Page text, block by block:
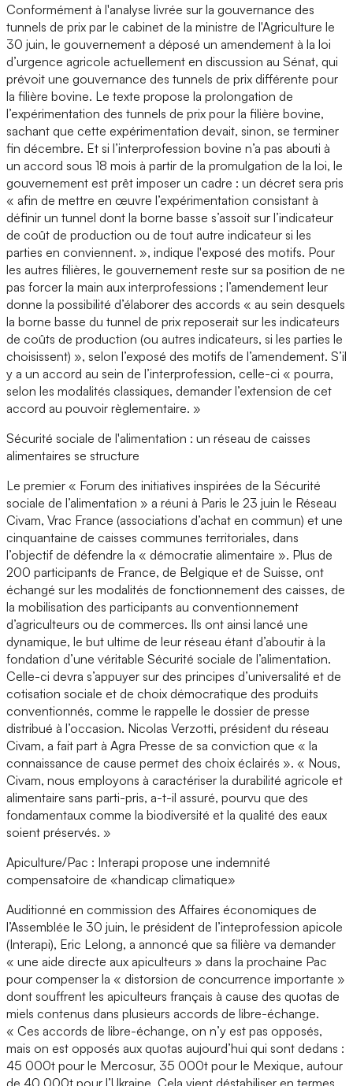
Conformément à l'analyse livrée sur la gouvernance des
tunnels de prix par le cabinet de la ministre de l'Agriculture le
30 juin, le gouvernement a déposé un amendement à la loi
d’urgence agricole actuellement en discussion au Sénat, qui
prévoit une gouvernance des tunnels de prix différente pour
la filière bovine. Le texte propose la prolongation de
l’expérimentation des tunnels de prix pour la filière bovine,
sachant que cette expérimentation devait, sinon, se terminer
fin décembre. Et si l’interprofession bovine n’a pas abouti à
un accord sous 18 mois à partir de la promulgation de la loi, le
gouvernement est prêt imposer un cadre : un décret sera pris
« afin de mettre en œuvre l’expérimentation consistant à
définir un tunnel dont la borne basse s’assoit sur l’indicateur
de coût de production ou de tout autre indicateur si les
parties en conviennent. », indique l'exposé des motifs. Pour
les autres filières, le gouvernement reste sur sa position de ne
pas forcer la main aux interprofessions ; l’amendement leur
donne la possibilité d’élaborer des accords « au sein desquels
la borne basse du tunnel de prix reposerait sur les indicateurs
de coûts de production (ou autres indicateurs, si les parties le
choisissent) », selon l’exposé des motifs de l’amendement. S’il
y a un accord au sein de l’interprofession, celle-ci « pourra,
selon les modalités classiques, demander l’extension de cet
accord au pouvoir règlementaire. »
Sécurité sociale de l'alimentation : un réseau de caisses
alimentaires se structure
Le premier « Forum des initiatives inspirées de la Sécurité
sociale de l’alimentation » a réuni à Paris le 23 juin le Réseau
Civam, Vrac France (associations d’achat en commun) et une
cinquantaine de caisses communes territoriales, dans
l’objectif de défendre la « démocratie alimentaire ». Plus de
200 participants de France, de Belgique et de Suisse, ont
échangé sur les modalités de fonctionnement des caisses, de
la mobilisation des participants au conventionnement
d’agriculteurs ou de commerces. Ils ont ainsi lancé une
dynamique, le but ultime de leur réseau étant d’aboutir à la
fondation d’une véritable Sécurité sociale de l’alimentation.
Celle-ci devra s’appuyer sur des principes d’universalité et de
cotisation sociale et de choix démocratique des produits
conventionnés, comme le rappelle le dossier de presse
distribué à l’occasion. Nicolas Verzotti, président du réseau
Civam, a fait part à Agra Presse de sa conviction que « la
connaissance de cause permet des choix éclairés ». « Nous,
Civam, nous employons à caractériser la durabilité agricole et
alimentaire sans parti-pris, a-t-il assuré, pourvu que des
fondamentaux comme la biodiversité et la qualité des eaux
soient préservés. »
Apiculture/Pac : Interapi propose une indemnité
compensatoire de «handicap climatique»
Auditionné en commission des Affaires économiques de
l’Assemblée le 30 juin, le président de l’inteprofession apicole
(Interapi), Eric Lelong, a annoncé que sa filière va demander
« une aide directe aux apiculteurs » dans la prochaine Pac
pour compenser la « distorsion de concurrence importante »
dont souffrent les apiculteurs français à cause des quotas de
miels contenus dans plusieurs accords de libre-échange.
« Ces accords de libre-échange, on n’y est pas opposés,
mais on est opposés aux quotas aujourd’hui qui sont dedans :
45 000t pour le Mercosur, 35 000t pour le Mexique, autour
de 40 000t pour l’Ukraine. Cela vient déstabiliser en termes